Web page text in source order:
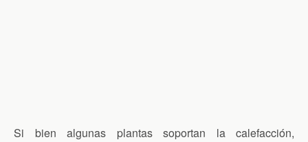
Si bien algunas plantas soportan la calefacción,